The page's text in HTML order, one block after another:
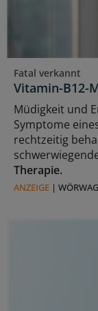
Fatal verkannt
Vitamin-B12-
Müdigkeit und
Symptome
rechtzeitig
Therapie.
ANZEIGE |